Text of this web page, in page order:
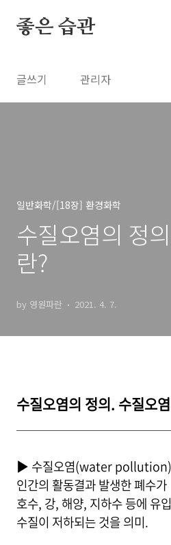
좋은 습관
글쓰기 관리자
일반화학/[18장] 환경화학
수질오염의 정
란?
by 영원파란 2021. 4. 7.
수질오염의 정의. 수질오
▶ 수질오염(water
인간의 활동결과 발생한 폐수가
호수, 강, 해양, 지하수 등에 유
수질이 저하되는 것을 의미.